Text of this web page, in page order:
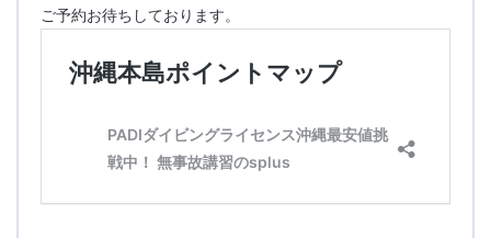
ご予約お待ちしております。